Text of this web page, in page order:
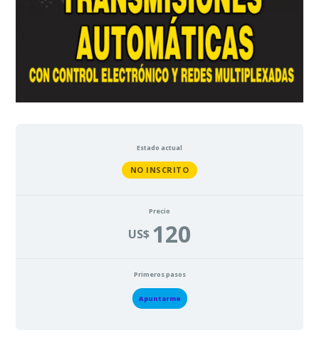
Estado actual
NO INSCRITO
Precio
US$ 120
Primeros pasos
Apuntarme